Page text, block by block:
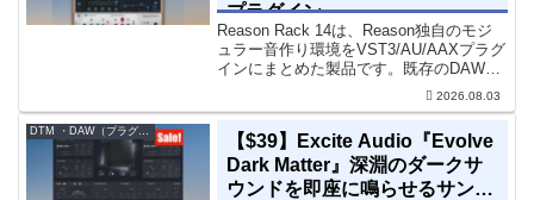
プラグイン
Reason Rack 14は、Reason独自のモジ
ュラー音作り環境をVST3/AU/AAXプラグ
インにまとめた製品です。既存のDAWを
乗り換えることなく、68種類のシンセや
エフェクト、CV配線をそのままトラック
2026.08.03
【$39】Excite Audio『Evolve
Dark Matter』深淵のダークサ
ウンドを即座に鳴らせるサンプ